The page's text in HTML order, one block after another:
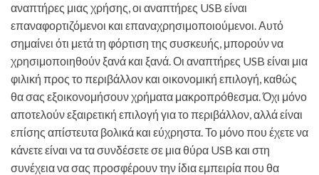
αναπτήρες μιας χρήσης, οι αναπτήρες USB είναι
επαναφορτιζόμενοι και επαναχρησιμοποιούμενοι. Αυτό
σημαίνει ότι μετά τη φόρτιση της συσκευής, μπορούν να
χρησιμοποιηθούν ξανά και ξανά. Οι αναπτήρες USB είναι μια
φιλική προς το περιβάλλον και οικονομική επιλογή, καθώς
θα σας εξοικονομήσουν χρήματα μακροπρόθεσμα. Όχι μόνο
αποτελούν εξαιρετική επιλογή για το περιβάλλον, αλλά είναι
επίσης απίστευτα βολικά και εύχρηστα. Το μόνο που έχετε να
κάνετε είναι να τα συνδέσετε σε μια θύρα USB και στη
συνέχεια να σας προσφέρουν την ίδια εμπειρία που θα